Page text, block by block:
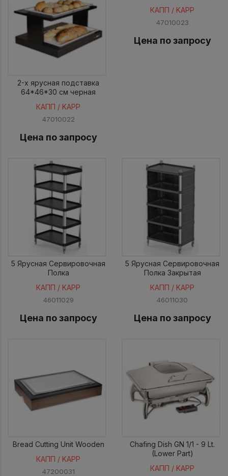
2-х ярусная подставка
64*46*30 см черная
КАПП / KAPP
47010022
Цена по запросу
КАПП / KAPP
47010023
Цена по запросу
5 Ярусная Сервировочная
Полка
КАПП / KAPP
46011029
Цена по запросу
5 Ярусная Сервировочная
Полка Закрытая
КАПП / KAPP
46011030
Цена по запросу
Bread Cutting Unit Wooden
КАПП / KAPP
47200031
Chafing Dish GN 1/1 - 9 Lt.
(Lower Part)
КАПП / KAPP